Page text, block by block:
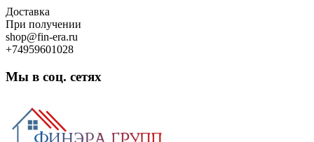
Skip
to
content
Доставка
При получении
shop@fin-era.ru
+74959601028
Мы в соц. сетях